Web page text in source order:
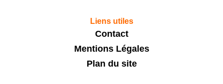
o
k
t
e
r
e
Liens utiles
Contact
Mentions Légales
Plan du site